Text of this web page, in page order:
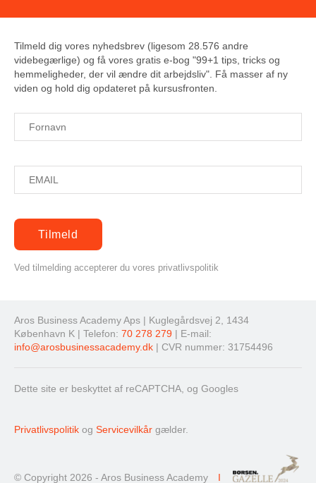
Tilmeld dig vores nyhedsbrev (ligesom 28.576 andre
videbegærlige) og få vores gratis e-bog "99+1 tips, tricks og
hemmeligheder, der vil ændre dit arbejdsliv". Få masser af ny
viden og hold dig opdateret på kursusfronten.
Ved tilmelding accepterer du vores privatlivspolitik
Aros Business Academy Aps | Kuglegårdsvej 2, 1434
København K | Telefon: 70 278 279 | E-mail:
info@arosbusinessacademy.dk | CVR nummer: 31754496
Dette site er beskyttet af reCAPTCHA, og Googles
Privatlivspolitik og Servicevilkår gælder.
© Copyright 2026 - Aros Business Academy I